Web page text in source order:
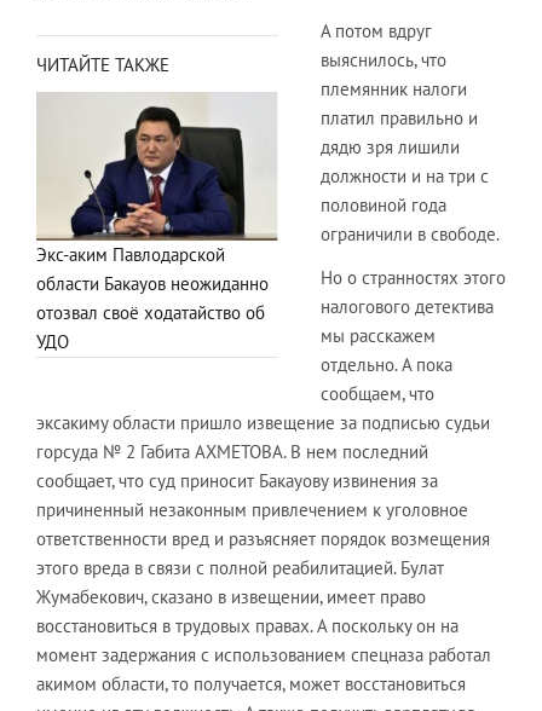
ЧИТАЙТЕ ТАКЖЕ
Экс-аким Павлодарской
области Бакауов неожиданно
отозвал своё ходатайство об
УДО
А потом вдруг
выяснилось, что
племянник налоги
платил правильно и
дядю зря лишили
должности и на три с
половиной года
ограничили в свободе.
Но о странностях этого
налогового детектива
мы расскажем
отдельно. А пока
сообщаем, что
эксакиму области пришло извещение за подписью судьи
горсуда № 2 Габита АХМЕТОВА. В нем последний
сообщает, что суд приносит Бакауову извинения за
причиненный незаконным привлечением к уголовное
ответственности вред и разъясняет порядок возмещения
этого вреда в связи с полной реабилитацией. Булат
Жумабекович, сказано в извещении, имеет право
восстановиться в трудовых правах. А поскольку он на
момент задержания с использованием спецназа работал
акимом области, то получается, может восстановиться